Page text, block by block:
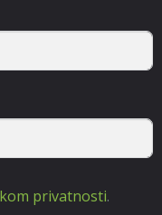
privatnosti.